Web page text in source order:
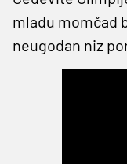
mladu momčad
neugodan niz